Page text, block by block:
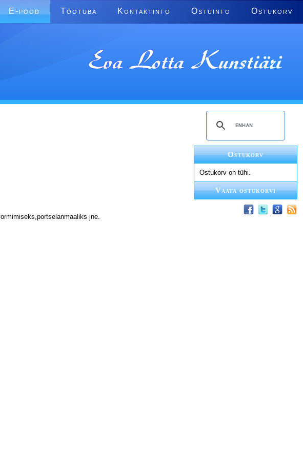
E-pood Töötuba Kontaktinfo Ostuinfo Ostukorv
jne.
Ostukorv
Ostukorv on tühi.
Vaata ostukorvi